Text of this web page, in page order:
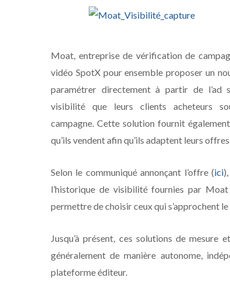
Moat, entreprise de vérification de
vidéo SpotX pour ensemble proposer un
paramétrer directement à partir de l’ad
visibilité que leurs clients acheteurs
campagne. Cette solution fournit
qu’ils vendent afin qu’ils adaptent leurs
Selon le communiqué annonçant l’offre (ici
l’historique de visibilité fournies par
permettre de choisir ceux qui s’approchent
Jusqu’à présent, ces solutions de
généralement de manière autonome,
plateforme éditeur.